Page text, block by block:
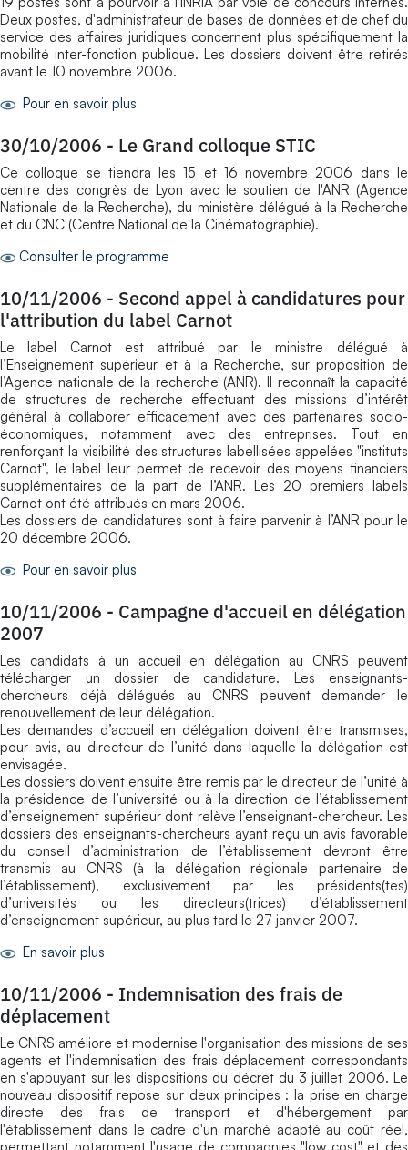
Deux postes, d'administrateur de bases de données et de chef du
service des affaires juridiques concernent plus spécifiquement la
mobilité inter-fonction publique. Les dossiers doivent être retirés
avant le 10 novembre 2006.
Pour en savoir plus
30/10/2006 - Le Grand colloque STIC
Ce colloque se tiendra les 15 et 16 novembre 2006 dans le
centre des congrès de Lyon avec le soutien de l'ANR (Agence
Nationale de la Recherche), du ministère délégué à la Recherche
et du CNC (Centre National de la Cinématographie).
Consulter le programme
10/11/2006 - Second appel à candidatures pour
l'attribution du label Carnot
Le label Carnot est attribué par le ministre délégué à
l’Enseignement supérieur et à la Recherche, sur proposition de
l’Agence nationale de la recherche (ANR). Il reconnaît la capacité
de structures de recherche effectuant des missions d’intérêt
général à collaborer efficacement avec des partenaires socio-
économiques, notamment avec des entreprises. Tout en
renforçant la visibilité des structures labellisées appelées "instituts
Carnot", le label leur permet de recevoir des moyens financiers
supplémentaires de la part de l’ANR. Les 20 premiers labels
Carnot ont été attribués en mars 2006.
Les dossiers de candidatures sont à faire parvenir à l’ANR pour le
20 décembre 2006.
Pour en savoir plus
10/11/2006 - Campagne d'accueil en délégation
2007
Les candidats à un accueil en délégation au CNRS peuvent
télécharger un dossier de candidature. Les enseignants-
chercheurs déjà délégués au CNRS peuvent demander le
renouvellement de leur délégation.
Les demandes d’accueil en délégation doivent être transmises,
pour avis, au directeur de l’unité dans laquelle la délégation est
envisagée.
Les dossiers doivent ensuite être remis par le directeur de l’unité à
la présidence de l’université ou à la direction de l’établissement
d’enseignement supérieur dont relève l’enseignant-chercheur. Les
dossiers des enseignants-chercheurs ayant reçu un avis favorable
du conseil d’administration de l’établissement devront être
transmis au CNRS (à la délégation régionale partenaire de
l’établissement), exclusivement par les présidents(tes)
d’universités ou les directeurs(trices) d’établissement
d’enseignement supérieur, au plus tard le 27 janvier 2007.
En savoir plus
10/11/2006 - Indemnisation des frais de
déplacement
Le CNRS améliore et modernise l'organisation des missions de ses
agents et l'indemnisation des frais déplacement correspondants
en s'appuyant sur les dispositions du décret du 3 juillet 2006. Le
nouveau dispositif repose sur deux principes : la prise en charge
directe des frais de transport et d'hébergement par
l'établissement dans le cadre d'un marché adapté au coût réel,